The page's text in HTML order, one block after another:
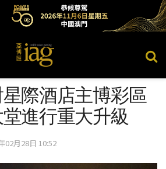
際酒店主博彩區
進行重大升級​
02月28日 10:52